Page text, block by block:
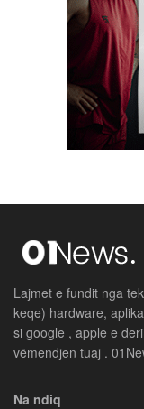
Lajmet e fundit nga
keqe) hardware,
si google , apple e
vëmendjen tuaj .
Na ndiq